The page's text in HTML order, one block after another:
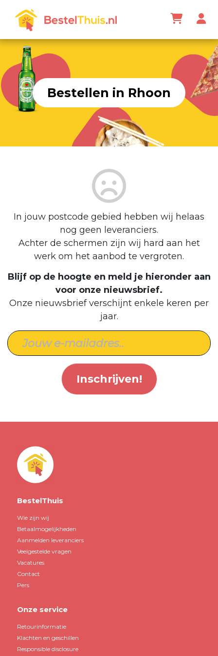
Bestellen in Rhoon
In jouw postcode gebied hebben wij helaas
nog geen leveranciers.
Achter de schermen zijn wij hard aan het
werk om het aanbod te vergroten.
Blijf op de hoogte en meld je hieronder aan
voor onze nieuwsbrief.
Onze nieuwsbrief verschijnt enkele keren per
jaar.
Inschrijven!
BestelThuis
Wie zijn wij
Betaalmogelijkheden
Aanmelden leveranciers
Veelgestelde vragen
Vacatures
Contact
Pers
Onze service
Retourinformatie
Klachten en geschillen
Responsible disclosure